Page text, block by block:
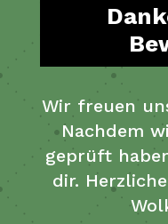
Wir freuen
Nachdem
geprüft
dir.